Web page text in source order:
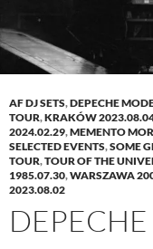
AF DJ SETS,DEPECHE
TOUR,KRAKÓW
2024.02.29,MEMENTO
SELECTED EVENTS,SOME
TOUR,TOUR OF THE
1985.07.30,WARSZAWA
2023.08.02